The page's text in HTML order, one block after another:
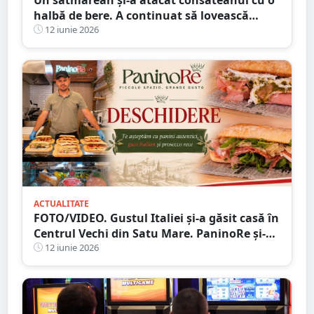
halbă de bere. A continuat să lovească
victima și după ce halba s-a spart
12 iunie 2026
ACTUALITATE
FOTO/VIDEO. Gustul Italiei și-a găsit casă în
Centrul Vechi din Satu Mare. PaninoRe și-a
deschis porțile
12 iunie 2026